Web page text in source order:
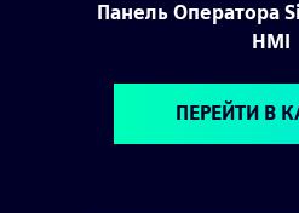
Панель Оператора
HMI
ПЕРЕЙТИ В